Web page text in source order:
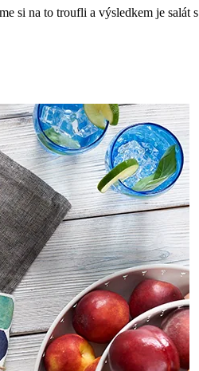
si na to troufli a výsledkem je salát